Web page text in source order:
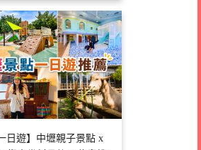
日遊】中壢親子景點 x